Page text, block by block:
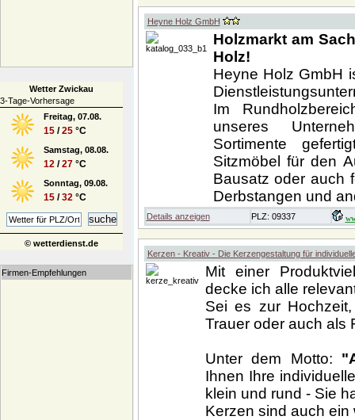
Wetter Zwickau
3-Tage-Vorhersage
Freitag, 07.08.
15 /25 °C
Samstag, 08.08.
12 /27 °C
Sonntag, 09.08.
15 /32 °C
© wetterdienst.de
Firmen-Empfehlungen
Heyne Holz GmbH
Holzmarkt am
Holz!
Heyne Holz GmbH
Im
unseres
Sortimente
Sitzmöbel für den
Bausatz oder auch
Derbstangen und
Details anzeigen PLZ: 09337
Kerzen - Kreativ - Die Kerzengestaltung für
Mit einer
decke ich alle
Sei es zur
Trauer oder auch als
Unter dem Motto:
Ihnen Ihre
klein und rund - Sie
Kerzen sind auch